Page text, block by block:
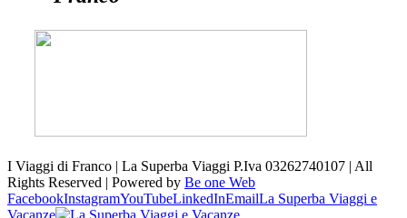
I Viaggi di Franco | La Superba Viaggi P.Iva 03262740107 | All
Rights Reserved | Powered by Be one Web
FacebookInstagramYouTubeLinkedInEmailLa Superba Viaggi e
Vacanze